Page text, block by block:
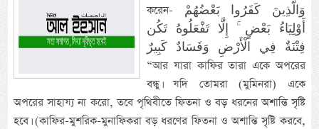
করেন- وَالَّذِينَ كَفَرُوا بَعْضُهُمْ
أَوْلِيَاءُ بَعْضٍ ۚ إِلَّا تَفْعَلُوهُ تَكُن
فِتْنَةٌ فِي الْأَرْضِ وَفَسَادٌ كَبِيرٌ
“আর যারা কাফির তারা একে অপরের
বন্ধু। যদি তোমরা (মুমিনরা) একে
অপরের সাহায্য না করো, তবে পৃথিবীতে ফিতনা ও বড় ধরনের অশান্তি সৃষ্টি
হবে। (কাফির-মুশরিক-মুনাফিকরা বড় ধরণের ফিতনা ও অশান্তি সৃষ্টি করবে,